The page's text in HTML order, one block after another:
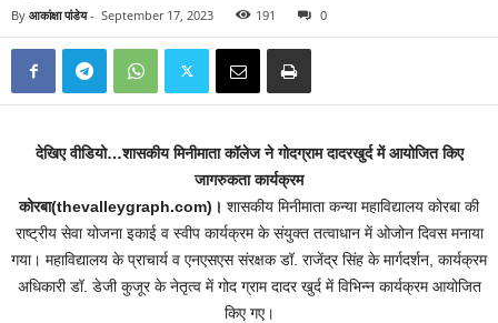
By आकांक्षा पांडेय- September 17, 2023 191 0
देखिए वीडियो…शासकीय मिनीमाता कॉलेज ने गोदग्राम दादरखुर्द में आयोजित किए
जागरुकता कार्यक्रम
कोरबा(thevalleygraph.com)। शासकीय मिनीमाता कन्या महाविद्यालय कोरबा की
राष्ट्रीय सेवा योजना इकाई व स्वीप कार्यक्रम के संयुक्त तत्वाधान में ओजोन दिवस मनाया
गया। महाविद्यालय के प्राचार्य व एनएसएस संरक्षक डॉ. राजेंद्र सिंह के मार्गदर्शन, कार्यक्रम
अधिकारी डॉ. डेजी कुजूर के नेतृत्व में गोद ग्राम दादर खुर्द में विभिन्न कार्यक्रम आयोजित
किए गए।